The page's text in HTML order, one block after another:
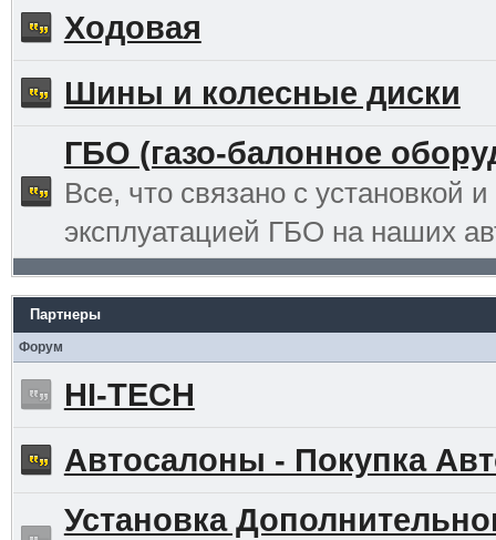
Ходовая
Шины и колесные диски
ГБО (газо-балонное
Все, что связано с установкой и
эксплуатацией ГБО на наших
Партнеры
Форум
HI-TECH
Автосалоны - Покупка
Установка